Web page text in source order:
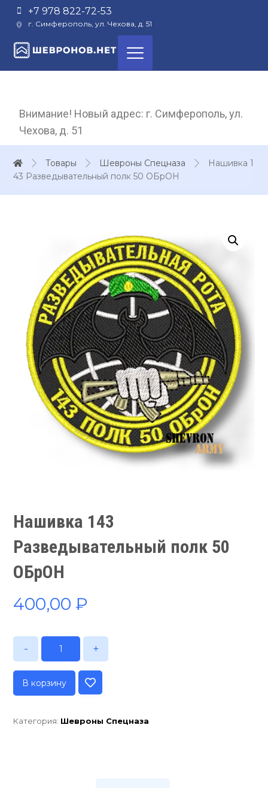
+7 978 822-72-53
г. Симферополь, ул. Чехова, д. 51
Внимание! Новый адрес: г. Симферополь, ул.
Чехова, д. 51
Товары Шевроны Спецназа
Нашивка 1
43 Разведывательный полк 50 ОБрОН
Нашивка 143
Разведывательный полк 50
ОБрОН
400,00₽
- +
В корзину
Категория: Шевроны Спецназа